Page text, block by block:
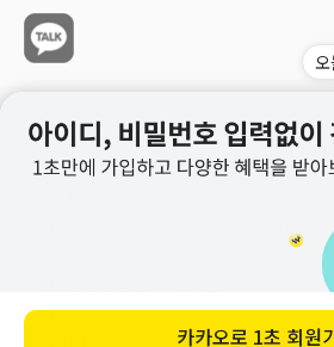
(주)화광신문사 대표이사 : 정재환
사업자 등록번호 : 113-81-19240
통신판매업신고 : 제2003-서울구로-01069
E-MAIL : hshop@hknews.co.kr
Copyrightⓒ 화광쇼핑몰 Co., Ltd. All
오
카카오로 1초 회원